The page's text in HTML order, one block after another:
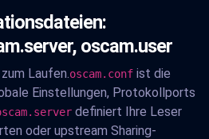
oscam.user
Laufen.oscam.conf ist die
Einstellungen, Protokollports
definiert Ihre Leser
oder upstream Sharing-